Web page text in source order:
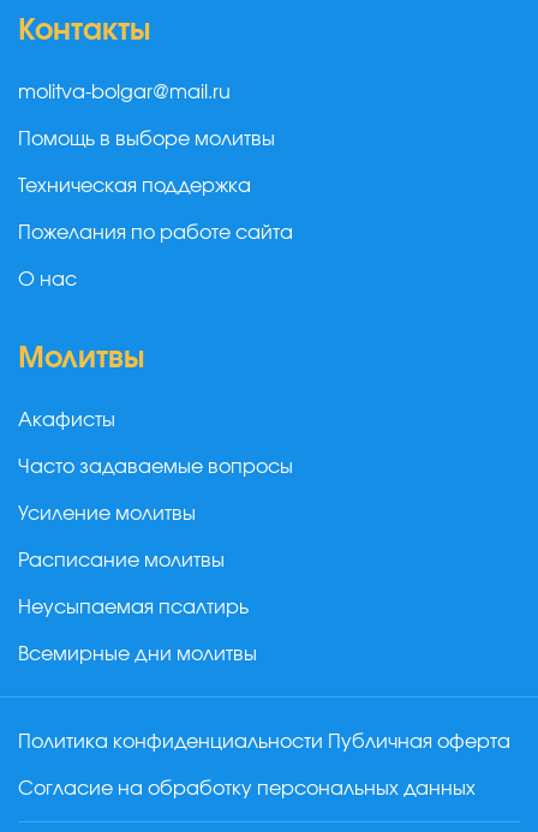
Контакты
molitva-bolgar@mail.ru
Помощь в выборе молитвы
Техническая поддержка
Пожелания по работе сайта
О нас
Молитвы
Акафисты
Часто задаваемые вопросы
Усиление молитвы
Расписание молитвы
Неусыпаемая псалтирь
Всемирные дни молитвы
Политика конфиденциальности Публичная оферта
Согласие на обработку персональных данных